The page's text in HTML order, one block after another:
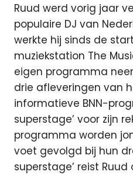
Ruud werd vorig jaar
populaire DJ van
werkte hij sinds de
muziekstation The
eigen programma
drie afleveringen van
informatieve BNN-
superstage’ voor zijn
programma worden
voet gevolgd bij hun
superstage’ reist